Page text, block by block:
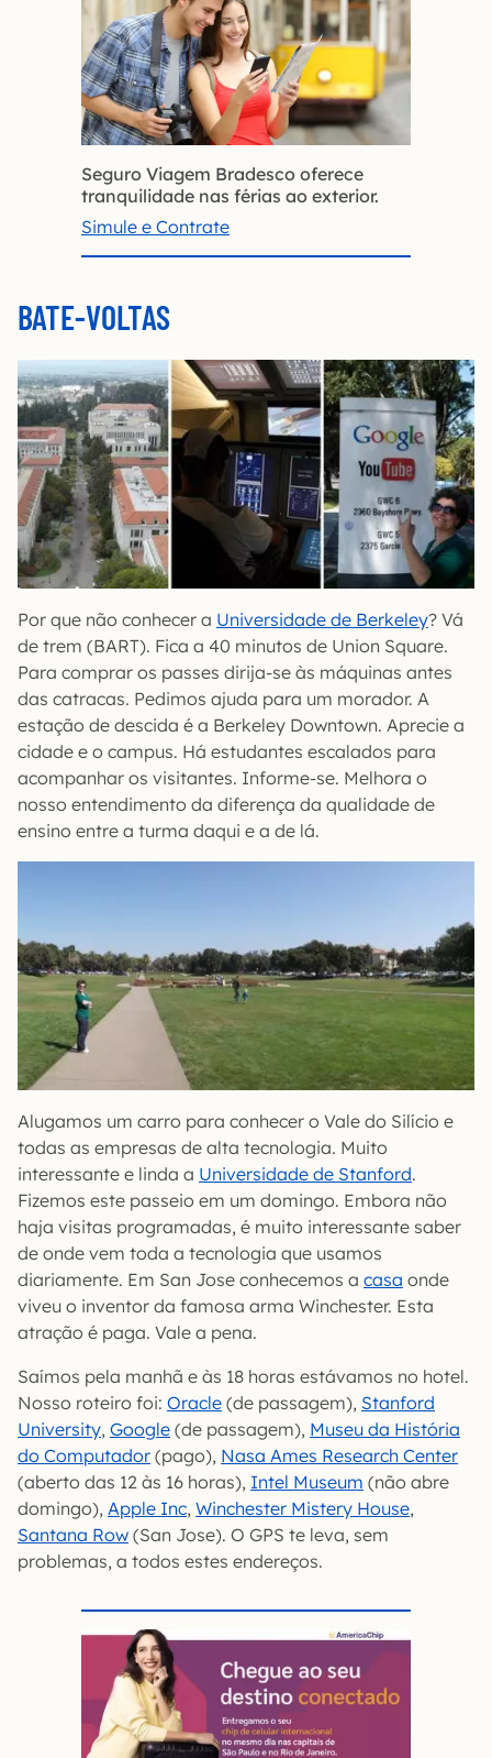
Seguro Viagem Bradesco oferece
tranquilidade nas férias ao exterior.
Simule e Contrate
BATE-VOLTAS
Por que não conhecer a Universidade de Berkeley? Vá
de trem (BART). Fica a 40 minutos de Union Square.
Para comprar os passes dirija-se às máquinas antes
das catracas. Pedimos ajuda para um morador. A
estação de descida é a Berkeley Downtown. Aprecie a
cidade e o campus. Há estudantes escalados para
acompanhar os visitantes. Informe-se. Melhora o
nosso entendimento da diferença da qualidade de
ensino entre a turma daqui e a de lá.
Alugamos um carro para conhecer o Vale do Silício e
todas as empresas de alta tecnologia. Muito
interessante e linda a Universidade de Stanford.
Fizemos este passeio em um domingo. Embora não
haja visitas programadas, é muito interessante saber
de onde vem toda a tecnologia que usamos
diariamente. Em San Jose conhecemos a casa onde
viveu o inventor da famosa arma Winchester. Esta
atração é paga. Vale a pena.
Saímos pela manhã e às 18 horas estávamos no hotel.
Nosso roteiro foi: Oracle (de passagem), Stanford
University, Google (de passagem), Museu da História
do Computador (pago), Nasa Ames Research Center
(aberto das 12 às 16 horas), Intel Museum (não abre
domingo), Apple Inc, Winchester Mistery House,
Santana Row (San Jose). O GPS te leva, sem
problemas, a todos estes endereços.